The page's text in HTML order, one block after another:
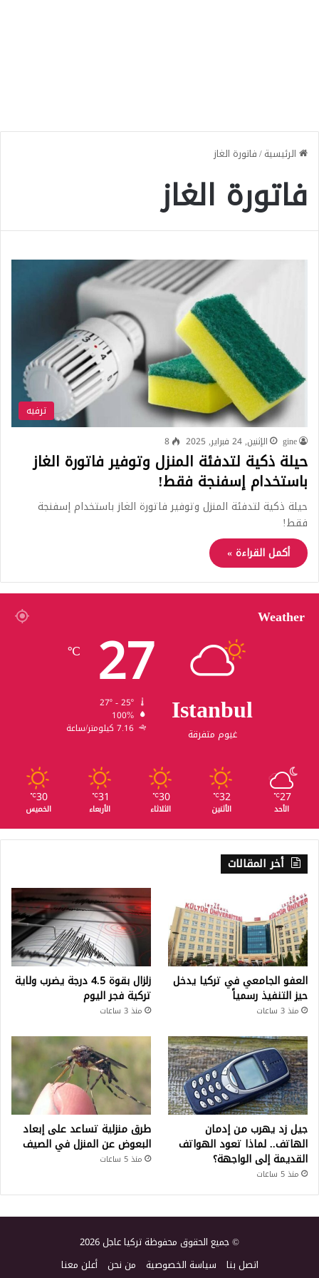
الرئيسية/فاتورة الغاز
فاتورة الغاز
ترفيه
gine الإثنين, 24 فبراير, 2025 8
حيلة ذكية لتدفئة المنزل وتوفير فاتورة الغاز
باستخدام إسفنجة فقط!
حيلة ذكية لتدفئة المنزل وتوفير فاتورة الغاز باستخدام إسفنجة
فقط!
أكمل القراءة »
Weather
Istanbul
غيوم متفرقة
27
℃
100%
7.16 كيلومتر/ساعة
27
℃
الأحد
32
℃
الأثنين
30
℃
الثلاثاء
31
℃
الأربعاء
30
℃
الخميس
أخر المقالات
العفو الجامعي في تركيا يدخل
حيز التنفيذ رسمياً
منذ 3 ساعات
زلزال بقوة 4.5 درجة يضرب ولاية
تركية فجر اليوم
منذ 3 ساعات
جيل زد يهرب من إدمان
الهاتف.. لماذا تعود الهواتف
القديمة إلى الواجهة؟
منذ 5 ساعات
طرق منزلية تساعد على إبعاد
البعوض عن المنزل في الصيف
منذ 5 ساعات
© جميع الحقوق محفوظة تركيا عاجل 2026
اتصل بنا سياسة الخصوصية من نحن أعلن معنا